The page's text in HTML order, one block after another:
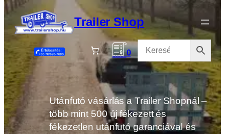
Ugrás
a
tartalomhoz
Trailer Shop
0
Utánfutó vásárlás a Trailer Shopnál –
több mint 500 új fékezett és
fékezetlen utánfutó garanciával és